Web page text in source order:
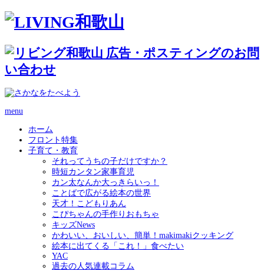
menu
ホーム
フロント特集
子育て・教育
それってうちの子だけですか？
時短カンタン家事育児
カン太なんか大っきらいっ！
ことばで広がる絵本の世界
天才！こどもりあん
こぴちゃんの手作りおもちゃ
キッズNews
かわいい、おいしい、簡単！makimakiクッキング
絵本に出てくる「これ！」食べたい
YAC
過去の人気連載コラム